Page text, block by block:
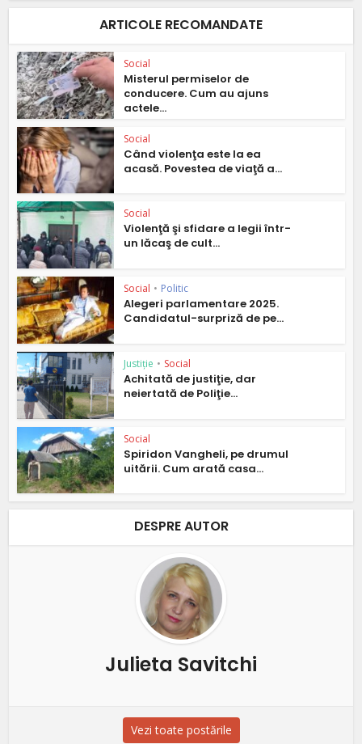
ARTICOLE RECOMANDATE
Social
Misterul permiselor de
conducere. Cum au ajuns
actele...
Social
Când violenţa este la ea
acasă. Povestea de viaţă a...
Social
Violenţă şi sfidare a legii într-
un lăcaş de cult...
Social • Politic
Alegeri parlamentare 2025.
Candidatul-surpriză de pe...
Justiție • Social
Achitată de justiţie, dar
neiertată de Poliţie...
Social
Spiridon Vangheli, pe drumul
uitării. Cum arată casa...
DESPRE AUTOR
Julieta Savitchi
Vezi toate postările